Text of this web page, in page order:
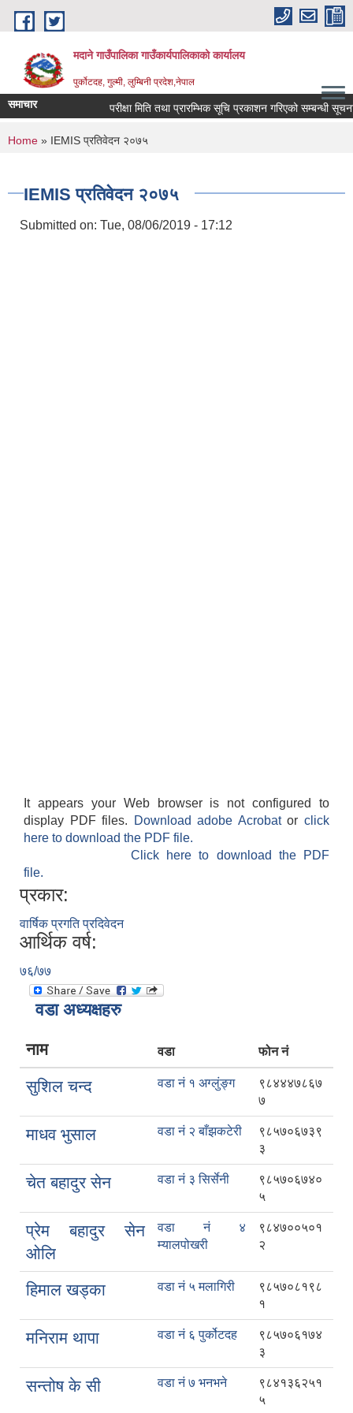
Skip to main content
मदाने गाउँपालिका गाउँकार्यपालिकाको कार्यालय
पुर्कोटदह, गुल्मी, लुम्बिनी प्रदेश,नेपाल
समाचार परीक्षा मिति तथा प्रारम्भिक सूचि प्रकाशन गरिएको सम्बन्धी सूचना
You are here
Home » IEMIS प्रतिवेदन २०७५
IEMIS प्रतिवेदन २०७५
Submitted on: Tue, 08/06/2019 - 17:12
It appears your Web browser is not configured to
display PDF files.
Download adobe Acrobatorclick
here to download the PDF file.
Click here to download the PDF
file.
प्रकार:
वार्षिक प्रगति प्रदिवेदन
आर्थिक वर्ष:
७६/७७
वडा अध्यक्षहरु
नाम वडा फोन नं
सुशिल चन्द वडा नं १ अग्लुंङ्ग
९८४४४७८६७
७
माधव भुसाल वडा नं २ बाँझकटेरी
९८५७०६७३९
३
चेत बहादुर सेन वडा नं ३ सिर्सेनी
९८५७०६७४०
५
प्रेम बहादुर सेन
ओलि
वडा नं ४
म्यालपोखरी
९८४७००५०१
२
हिमाल खड्का वडा नं ५ मलागिरी
९८५७०८१९८
१
मनिराम थापा वडा नं ६ पुर्कोटदह
९८५७०६१७४
३
सन्तोष के सी वडा नं ७ भनभने
९८४१३६२५१
५